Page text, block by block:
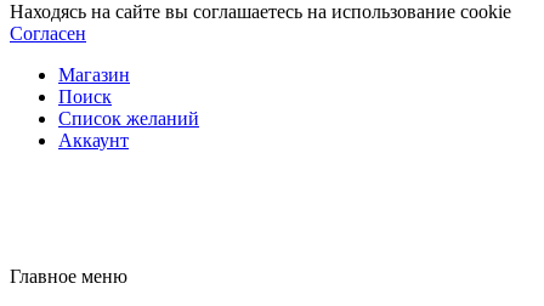
Находясь на сайте вы соглашаетесь на использование cookie
Согласен
Магазин
Поиск
Список желаний
Аккаунт
Главное меню